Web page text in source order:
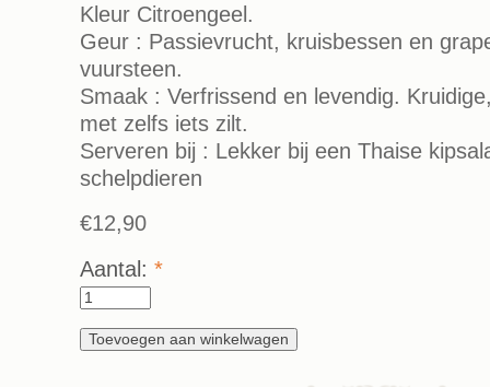
Kleur Citroengeel.
Geur : Passievrucht, kruisbessen en
vuursteen.
Smaak : Verfrissend en levendig.
met zelfs iets zilt.
Serveren bij : Lekker bij een Thaise
schelpdieren
€12,90
Aantal: *